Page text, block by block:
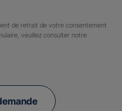
de retrait de votre consentement
veuillez consulter notre